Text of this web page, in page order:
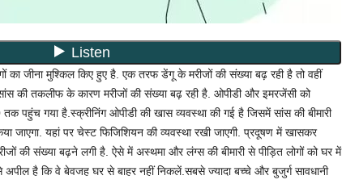
का जीना मुश्किल किए हुए है. एक तरफ डेंगू के मरीजों की संख्या बढ़ रही है तो वहीं
की तकलीफ के कारण मरीजों की संख्या बढ़ रही है. ओपीडी और इमरजेंसी को
पहुंच गया है.स्क्रीनिंग ओपीडी की खास व्यवस्था की गई है जिसमें सांस की बीमारी
जाएगा. यहां पर चेस्ट फिजिशियन की व्यवस्था रखी जाएगी. प्रदूषण में खासकर
की संख्या बढ़ने लगी है. ऐसे में अस्थमा और लंग्स की बीमारी से पीड़ित लोगों को घर में
अपील है कि वे बेवजह घर से बाहर नहीं निकलें.सबसे ज्यादा बच्चे और बुजुर्ग सावधानी